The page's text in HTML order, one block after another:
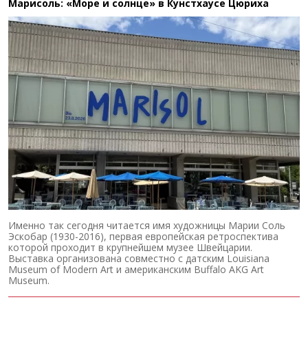
Марисоль: «Море и солнце» в Кунстхаусе Цюриха
Именно так сегодня читается имя художницы Марии Соль
Эскобар (1930-2016), первая европейская ретроспектива
которой проходит в крупнейшем музее Швейцарии.
Выставка организована совместно с датским Louisiana
Museum of Modern Art и американским Buffalo AKG Art
Museum.